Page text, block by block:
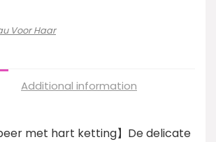
Voor Haar
Additional information
met hart ketting】De delicate